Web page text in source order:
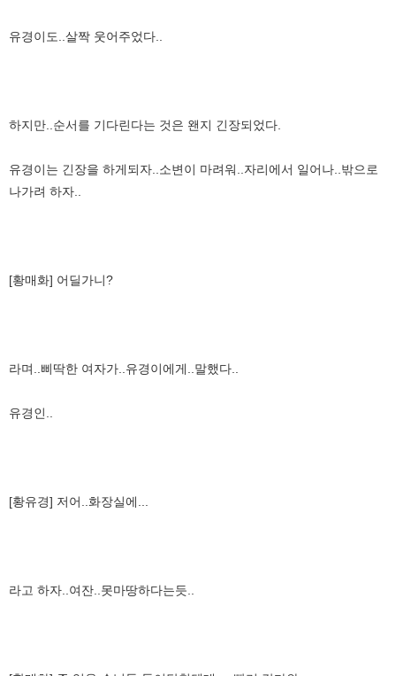
유경이도..살짝 웃어주었다..
하지만..순서를 기다린다는 것은 왠지 긴장되었다.
유경이는 긴장을 하게되자..소변이 마려워..자리에서 일어나..밖으로
나가려 하자..
[황매화] 어딜가니?
라며..삐딱한 여자가..유경이에게..말했다..
유경인..
[황유경] 저어..화장실에...
라고 하자..여잔..못마땅하다는듯..